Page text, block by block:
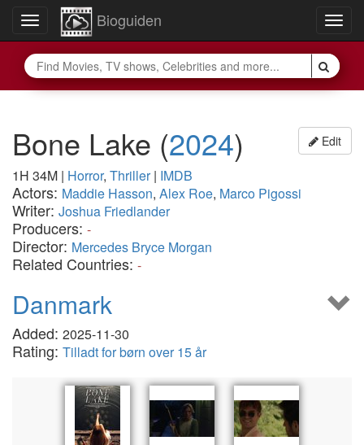
Toggle
navigation
Bioguiden
Edit
Bone Lake (2024)
1H 34M | Horror, Thriller| IMDB
Actors: Maddie Hasson, Alex Roe, Marco Pigossi
Writer: Joshua Friedlander
Producers: -
Director: Mercedes Bryce Morgan
Related Countries: -
Danmark
Added: 2025-11-30
Rating: Tilladt for børn over 15 år